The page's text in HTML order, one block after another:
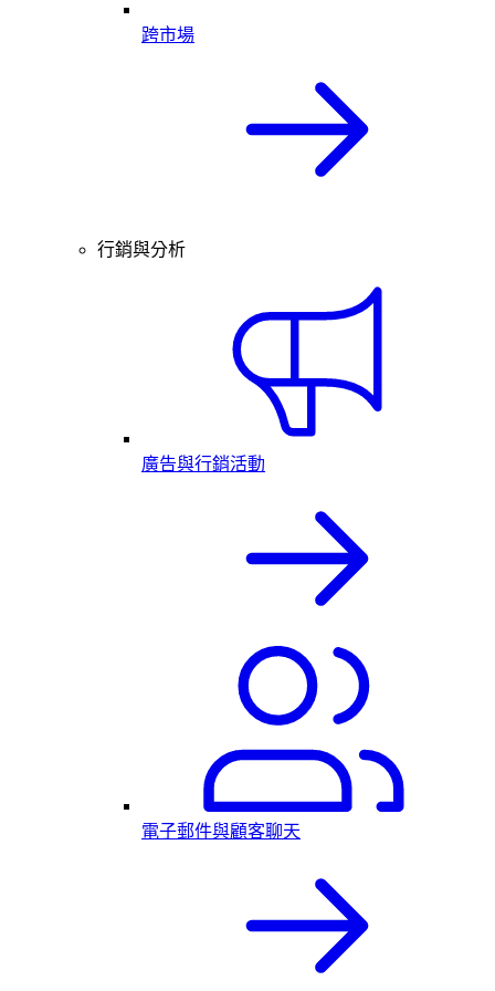
跨市場
行銷與分析
廣告與行銷活動
電子郵件與顧客聊天